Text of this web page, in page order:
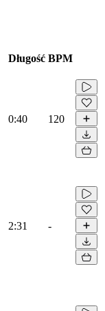
Długość BPM
0:40 120
2:31 -